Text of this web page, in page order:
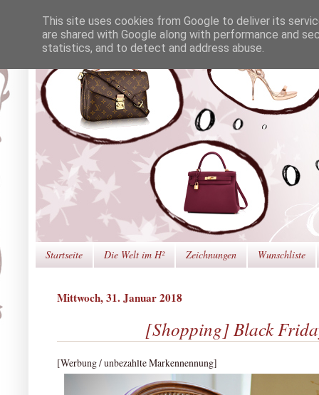
Startseite Die Welt im H² Zeichnungen Wunschliste
Mittwoch, 31. Januar 2018
[Shopping] Black
[Werbung / unbezahlte Markennennung]
This site uses cookies from Google to deliver its
are shared with Google along with performance and
statistics, and to detect and address abuse.